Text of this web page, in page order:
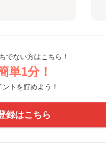
でない方はこちら！
単1分！
トを貯めよう！
録はこちら